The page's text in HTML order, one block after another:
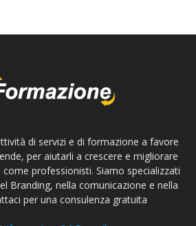
di servizi e di formazione a favore
per aiutarli a crescere e migliorare
professionisti. Siamo specializzati
Branding, nella comunicazione e nella
per una consulenza gratuita